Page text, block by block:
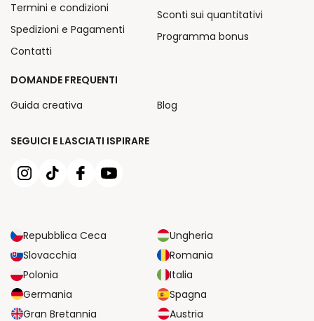
SEGUICI E LASCIATI ISPIRARE
Repubblica Ceca
Ungheria
Slovacchia
Romania
Polonia
Italia
Germania
Spagna
Gran Bretannia
Austria
Termini e condizioni
Spedizioni e Pagamenti
Contatti
Sconti sui quantitativi
Programma bonus
DOMANDE FREQUENTI
Guida creativa
Blog